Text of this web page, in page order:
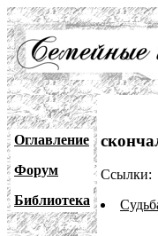
Оглавление
Форум
Библиотека
Ссылки: